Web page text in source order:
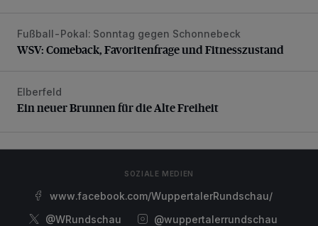
WSV: Comeback, Favoritenfrage und Fitnesszustand
Fußball-Pokal: Sonntag gegen Schonnebeck
WSV: Comeback, Favoritenfrage und Fitnesszustand
Ein neuer Brunnen für die Alte Freiheit
Elberfeld
Ein neuer Brunnen für die Alte Freiheit
SOZIALE MEDIEN
www.facebook.com/WuppertalerRundschau/
@WRundschau
@wuppertalerrundschau